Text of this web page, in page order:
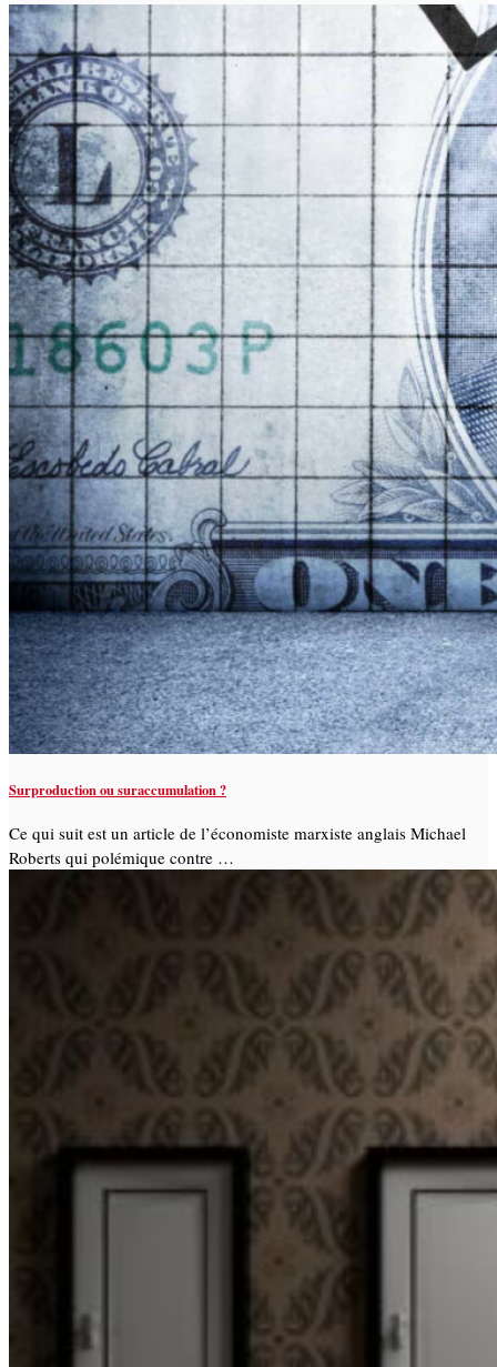
Surproduction ou suraccumulation ?
Ce qui suit est un article de l’économiste marxiste anglais Michael
Roberts qui polémique contre …